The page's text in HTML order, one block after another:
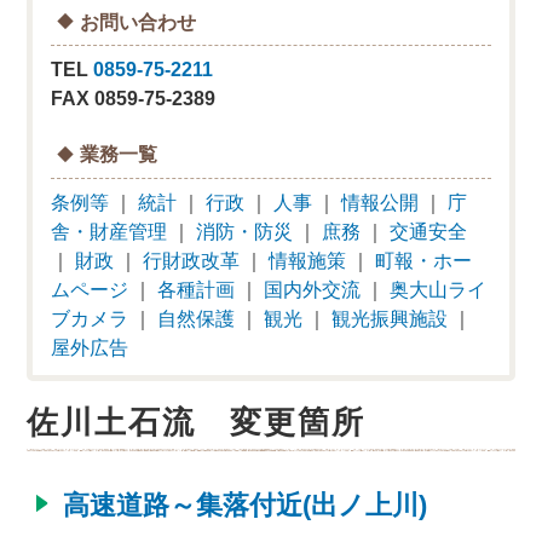
お問い合わせ
TEL0859-75-2211
FAX 0859-75-2389
業務一覧
条例等 ｜統計 ｜行政 人事 ｜情報公開
庁
舎・財産管理 ｜消防・防災 庶務 ｜交通安全
財政 ｜行財政改革 ｜情報施策 ｜町報・ホー
ムページ ｜各種計画 国内外交流 ｜奥大山ライ
ブカメラ
自然保護 ｜観光 ｜観光振興施設
屋外広告
佐川土石流 変更箇所
高速道路～集落付近(出ノ上川)